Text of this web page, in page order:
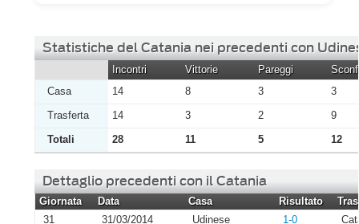
Statistiche del Catania nei precedenti con
Incontri Vittorie Pareggi
Casa
14 8 3
3
Trasferta
14 3 2
9
Totali
28 11 5 12
Dettaglio precedenti con il Catania
Giornata Data Casa Risultato
31
31/03/2014 Udinese 1-0